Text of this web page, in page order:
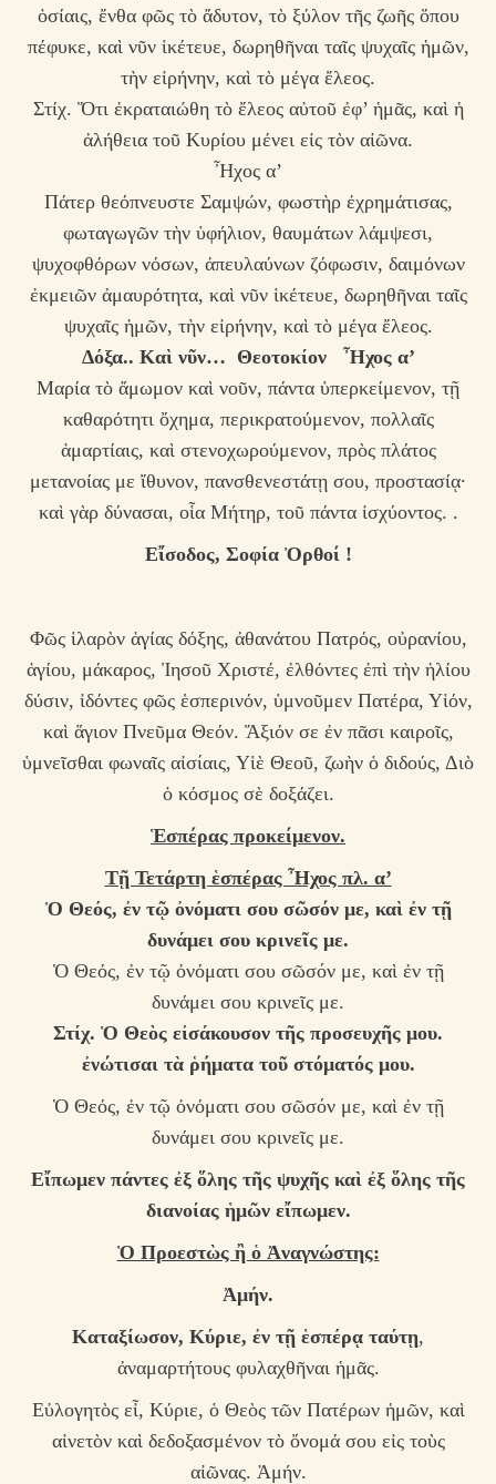
ὁσίαις, ἔνθα φῶς τὸ ἄδυτον, τὸ ξύλον τῆς ζωῆς ὅπου
πέφυκε, καὶ νῦν ἱκέτευε, δωρηθῆναι ταῖς ψυχαῖς ἡμῶν,
τὴν εἰρήνην, καὶ τὸ μέγα ἔλεος.
Στίχ. Ὅτι ἐκραταιώθη τὸ ἔλεος αὐτοῦ ἐφ’ ἡμᾶς, καὶ ἡ
ἀλήθεια τοῦ Κυρίου μένει εἰς τὸν αἰῶνα.
Ἦχος α’
Πάτερ θεόπνευστε Σαμψών, φωστὴρ ἐχρημάτισας,
φωταγωγῶν τὴν ὑφήλιον, θαυμάτων λάμψεσι,
ψυχοφθόρων νόσων, ἀπευλαύνων ζόφωσιν, δαιμόνων
ἐκμειῶν ἀμαυρότητα, καὶ νῦν ἱκέτευε, δωρηθῆναι ταῖς
ψυχαῖς ἡμῶν, τὴν εἰρήνην, καὶ τὸ μέγα ἔλεος.
Δόξα.. Καὶ νῦν… Θεοτοκίον Ἦχος α’
Μαρία τὸ ἄμωμον καὶ νοῦν, πάντα ὑπερκείμενον, τῇ
καθαρότητι ὄχημα, περικρατούμενον, πολλαῖς
ἁμαρτίαις, καὶ στενοχωρούμενον, πρὸς πλάτος
μετανοίας με ἴθυνον, πανσθενεστάτῃ σου, προστασίᾳ·
καὶ γὰρ δύνασαι, οἷα Μήτηρ, τοῦ πάντα ἰσχύοντος. .
Εἴσοδος, Σοφία Ὀρθοί !
Φῶς ἱλαρὸν ἁγίας δόξης, ἀθανάτου Πατρός, οὐρανίου,
ἁγίου, μάκαρος, Ἰησοῦ Χριστέ, ἐλθόντες ἐπὶ τὴν ἡλίου
δύσιν, ἰδόντες φῶς ἑσπερινόν, ὑμνοῦμεν Πατέρα, Υἱόν,
καὶ ἅγιον Πνεῦμα Θεόν. Ἄξιόν σε ἐν πᾶσι καιροῖς,
ὑμνεῖσθαι φωναῖς αἰσίαις, Υἱὲ Θεοῦ, ζωὴν ὁ διδούς, Διὸ
ὁ κόσμος σὲ δοξάζει.
Ἑσπέρας προκείμενον.
Τῇ Τετάρτη ἑσπέρας Ἦχος πλ. α’
Ὁ Θεός, ἐν τῷ ὀνόματι σου σῶσόν με, καὶ ἐν τῇ
δυνάμει σου κρινεῖς με.
Ὁ Θεός, ἐν τῷ ὀνόματι σου σῶσόν με, καὶ ἐν τῇ
δυνάμει σου κρινεῖς με.
Στίχ. Ὁ Θεὸς εἰσάκουσον τῆς προσευχῆς μου.
ἐνώτισαι τὰ ῥήματα τοῦ στόματός μου.
Ὁ Θεός, ἐν τῷ ὀνόματι σου σῶσόν με, καὶ ἐν τῇ
δυνάμει σου κρινεῖς με.
Εἴπωμεν πάντες ἐξ ὅλης τῆς ψυχῆς καὶ ἐξ ὅλης τῆς
διανοίας ἡμῶν εἴπωμεν.
Ὁ Προεστὼς ἢ ὁ Ἀναγνώστης:
Ἀμήν.
Καταξίωσον, Κύριε, ἐν τῇ ἑσπέρᾳ ταύτῃ,
ἀναμαρτήτους φυλαχθῆναι ἡμᾶς.
Εὐλογητὸς εἶ, Κύριε, ὁ Θεὸς τῶν Πατέρων ἡμῶν, καὶ
αἰνετὸν καὶ δεδοξασμένον τὸ ὄνομά σου εἰς τοὺς
αἰῶνας. Ἀμήν.